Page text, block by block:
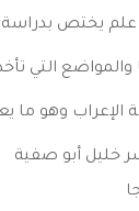
علم يختص بدراسة
والمواضع التي
الإعراب وهو ما
خليل أبو صفية